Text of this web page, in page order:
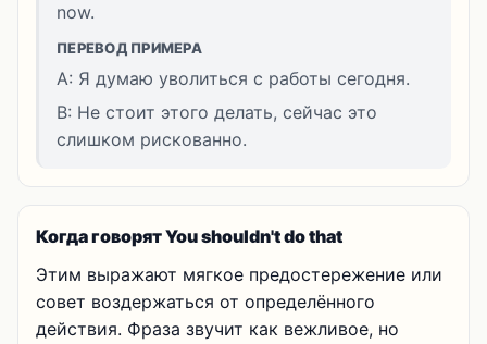
now.
ПЕРЕВОД ПРИМЕРА
A: Я думаю уволиться с работы сегодня.
B: Не стоит этого делать, сейчас это
слишком рискованно.
Когда говорят You shouldn't do that
Этим выражают мягкое предостережение или
совет воздержаться от определённого
действия. Фраза звучит как вежливое, но